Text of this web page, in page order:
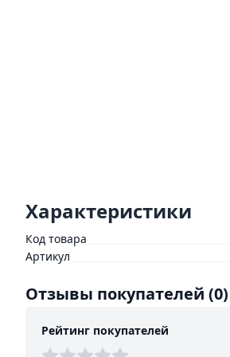
Характеристики
Код товара
Артикул
Отзывы покупателей (0)
Рейтинг покупателей